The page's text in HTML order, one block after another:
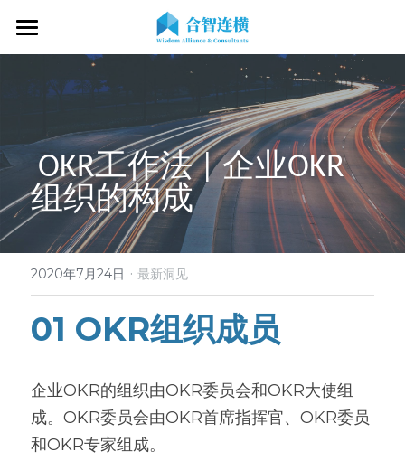
首页
关于我们
OKR专家
战略伙伴
客户见证
专业服务
OKR服务体系
OKR系统落地陪跑
OKR战略解码
OKR工作坊/定制培训
经营分析会
高质量复盘
OKR教练认证
了解COC
OKR证书查询
学习资源
专家视频
专业书籍
最新洞见
新闻动态
搜索
组织的构成
2020年7月24日 · 最新洞见
01 OKR组织成员
企业OKR的组织由OKR委员会和OKR大使组
成。OKR委员会由OKR首席指挥官、OKR委员
和OKR专家组成。